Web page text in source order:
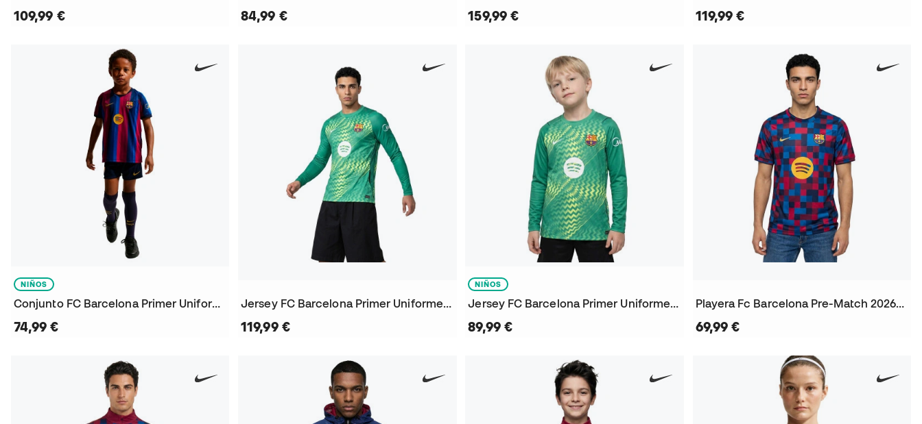
109,99 € 84,99 € 159,99 € 119,99 €
NIÑOS
Conjunto FC Barcelona Primer Uniforme 2026-2027 Niño
74,99 €
Jersey FC Barcelona Primer Uniforme Portero 2026-2027
119,99 €
NIÑOS
Jersey FC Barcelona Primer Uniforme Portero 2026-2027 Niño
89,99 €
Playera Fc Barcelona Pre-Match 2026-2027
69,99 €